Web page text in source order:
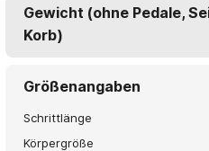
Gewicht (ohne Pedale,
Korb)
Größenangaben
Schrittlänge
Körpergröße